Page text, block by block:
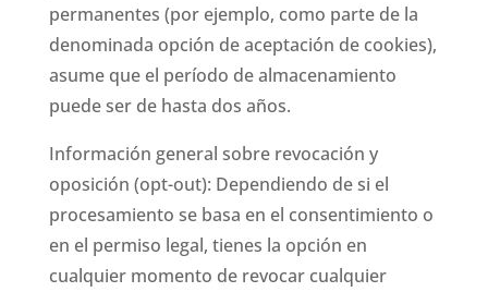
permanentes (por ejemplo, como parte de la
denominada opción de aceptación de cookies),
asume que el período de almacenamiento
puede ser de hasta dos años.
Información general sobre revocación y
oposición (opt-out): Dependiendo de si el
procesamiento se basa en el consentimiento o
en el permiso legal, tienes la opción en
cualquier momento de revocar cualquier